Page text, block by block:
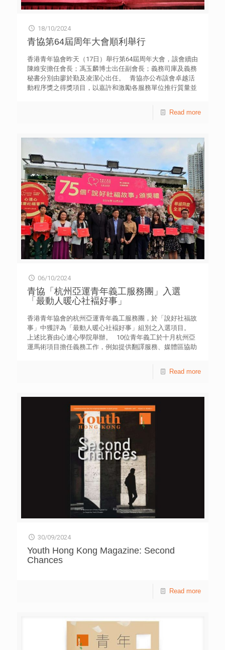
18/10/2024
青協第64屆周年大會順利舉行
香港青年協會昨天（17日）舉行第64屆周年大會，該會續由
陳維安擔任會長；馮玉麟博士出任副會長；義務司庫及義務
秘書分別由廖於勤及凌潔心出任。 青協亦公布該會卓越活
動程序獎之得獎項目，以嘉許和激勵各服務單位推行質量並
2015年起成立「青年創研庫」，是本港一個屬於青年的智
齡為27歲。透過以研究實證為基礎的討論、交流，創研庫成
員提出政策建議，期望能為社會建言獻策。青年創研庫三項
專題研究系列包括：「經濟就業」、「青年發展」，以及
「社會民生」。 「重新出發」青年嘉許計劃由青年違法防
治中心主辦，至今已舉行11屆，每年共有8位年齡介乎15至
20歲的得獎者，部分青年曾經吸毒、或因不同的犯罪行為被
捕，經過家人關懷及社工輔導，最終能夠重拾目標和建立健
康人生。他們的故事結集成「重新出發」書刊，讓社會加深
了解他們的心路歷程和成長需要。 青協會員人數現已超過
50萬，每年使用該會服務的人次超過600萬，另有逾25萬義
工登記加入青年義工網絡。 按此瀏覽機構年報
Read more
06/10/2024
青協「杭州亞運青年義工服務團」入選
「最動人暖心社褔好事」
香港青年協會的杭州亞運青年義工服務團，於「說好社福故
事」中獲評為「最動人暖心社褔好事」組別之入選項目。
上述比賽由心連心學院舉辦。 10位青年義工於十月杭州亞
運馬術項目擔任義務工作，例如提供翻譯服務、媒體區協助
Read more
30/09/2024
Youth Hong Kong Magazine: Second
Chances
Read more